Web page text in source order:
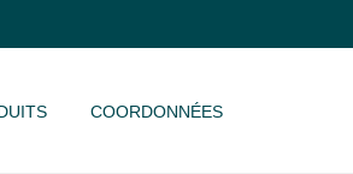
COORDONNÉES